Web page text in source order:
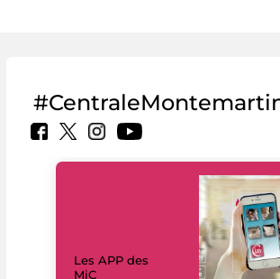
Les APP des
MiC